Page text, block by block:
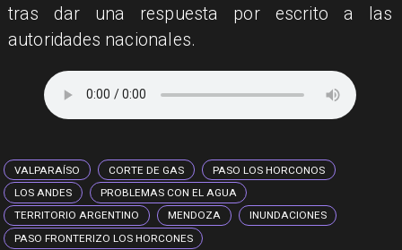
tras dar una respuesta por escrito a las
autoridades nacionales.
VALPARAÍSO CORTE DE GAS
PASO LOS HORCONOS
LOS ANDES
PROBLEMAS CON EL AGUA
TERRITORIO ARGENTINO
MENDOZA
INUNDACIONES
PASO FRONTERIZO LOS HORCONES